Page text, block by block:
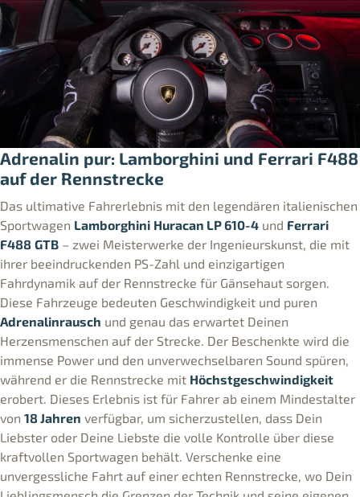
Adrenalin pur: Lamborghini und Ferrari F488
auf der Rennstrecke
Das ultimative Fahrerlebnis mit den legendären italienischen
Sportwagen Lamborghini Huracan LP 610-4 und Ferrari
F488 GTB – zwei Meisterwerke der Ingenieurskunst, die mit
ihrer beeindruckenden PS-Zahl und einzigartigen
Fahrdynamik auf der Rennstrecke für Gänsehaut sorgen.
Diese Fahrzeuge bedeuten Geschwindigkeit und puren
Adrenalinrausch und genau das erwartet Deinen
Herzensmenschen auf der Strecke. Der Beschenkte wird die
immense Power und den unverwechselbaren Sound spüren,
während er die Rennstrecke mit Höchstgeschwindigkeit
erobert. Dieses Erlebnis ist für Fahrer ab einem Mindestalter
von 18 Jahren verfügbar, um sicherzustellen, dass Dein
Liebster oder Deine Liebste die volle Kontrolle über diese
kraftvollen Sportwagen behält. Verschenke eine
unvergessliche Fahrt auf einer echten Rennstrecke, wo Dein